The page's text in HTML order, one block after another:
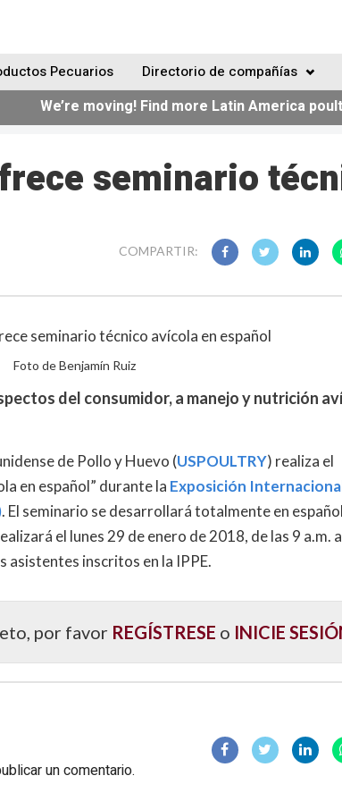
Pecuarios Directorio de compañías
We’re moving! Find more Latin America
seminario
COMPARTIR:
Foto de Benjamín Ruiz
del consumidor, a manejo y nutrición
de Pollo y Huevo (USPOULTRY) realiza el
en español” durante la Exposición
. El seminario se desarrollará totalmente en
el lunes 29 de enero de 2018, de las 9 a.m.
asistentes inscritos en la IPPE.
por favor REGÍSTRESE o INICIE
un comentario.